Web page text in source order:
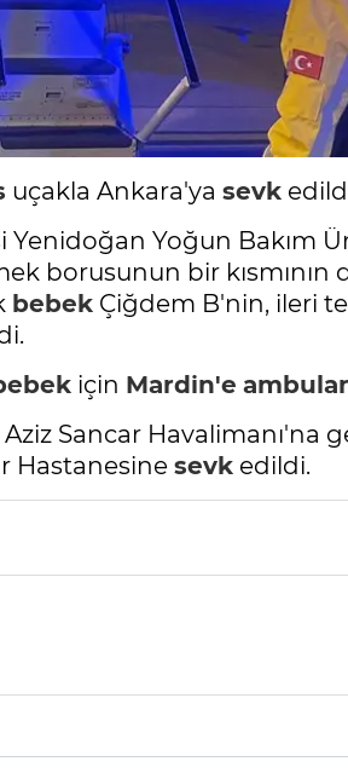
uçakla Ankara'ya sevk
Yenidoğan Yoğun Bakım
borusunun bir kısmının
bebek Çiğdem B'nin, ileri
için Mardin'e
Aziz Sancar Havalimanı'na
Hastanesine sevk edildi.